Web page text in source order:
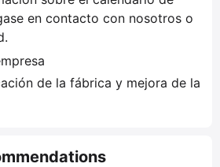
en contacto con nosotros o
de la fábrica y mejora de la